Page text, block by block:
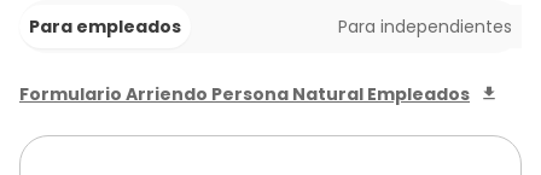
Para empleados Para independientes
Formulario Arriendo Persona Natural Empleados